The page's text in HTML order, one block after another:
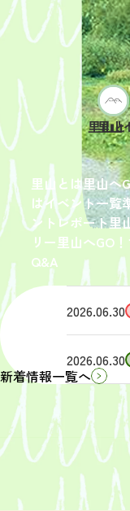
里山とは里山へ
はイベント一覧
ントレポート里
リー里山へGO
Q&A
里山と
里山
新着情報一覧へ
2026.06.30
2026.06.30